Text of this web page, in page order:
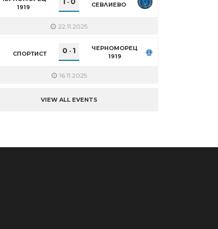
1919
- СЕВЛИЕВО
22.11.2025
СПОРТИСТ 0 - 1
ЧЕРНОМОРЕЦ
1919
16.11.2025
VIEW ALL EVENTS